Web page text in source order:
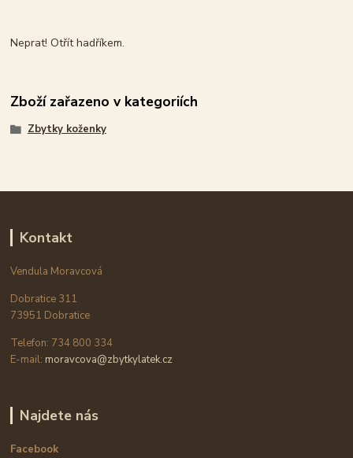
Neprat! Otřít hadříkem.
Zboží zařazeno v kategoriích
Zbytky koženky
Kontakt
Vendula Moravcová
Dobratice 311
73951 Dobratice
Telefon: 734 800 334
E-mail: moravcova@zbytkylatek.cz
Najdete nás
Facebook